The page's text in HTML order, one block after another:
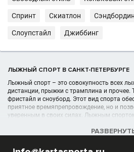
Спринт Скиатлон
Слоупстайл Джиббинг
ЛЫЖНЫЙ СПОРТ В САНКТ-ПЕТЕРБУРГЕ
Лыжный спорт – это совокупность всех
дистанции, прыжки с трамплина и прочее.
фристайл и сноуборд. Этот вид спорта
приятное времяпрепровождение, но и
уверенным в своих силах. Лыжным